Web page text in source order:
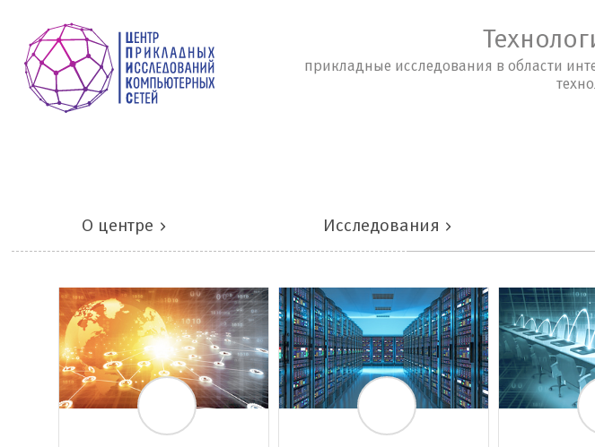
прикладные исследования в области
О центре Исследования